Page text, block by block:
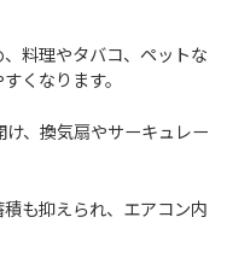
料理やタバコ、ペットな
くなります。
、換気扇やサーキュレー
も抑えられ、エアコン内